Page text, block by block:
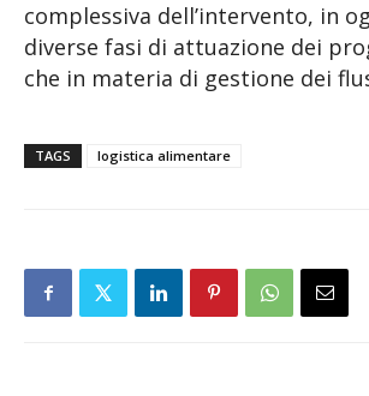
complessiva dell’intervento, in
diverse fasi di attuazione dei
che in materia di gestione dei
TAGS logistica alimentare